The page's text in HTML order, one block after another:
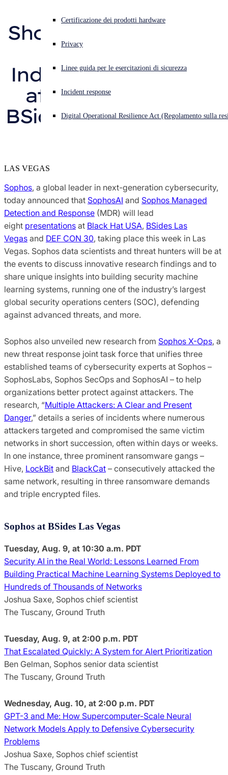
Cyberattacco in corso? Ottieni assistenza immediata
Accedi
Italiano Open language switcher
Certificazione dei prodotti hardware
Privacy
Linee guida per le esercitazioni di sicurezza
Incident response
Digital Operational Resilience Act (Regolamento sulla
Premi e recensioni
Addetti stampa
and Response
Showcase Innovative
Research and
Industry Leadership
at Black Hat USA,
BSides Las Vegas and
LAS VEGAS
Sophos, a global leader in next-generation cybersecurity,
today announced that SophosAI and Sophos Managed
Detection and Response (MDR) will lead
eight presentations at Black Hat USA, BSides Las
Vegas and DEF CON 30, taking place this week in Las
Vegas. Sophos data scientists and threat hunters will be at
the events to discuss innovative research findings and to
share unique insights into building security machine
learning systems, running one of the industry’s largest
global security operations centers (SOC), defending
against advanced threats, and more.
Sophos also unveiled new research from Sophos X-Ops, a
new threat response joint task force that unifies three
established teams of cybersecurity experts at Sophos –
SophosLabs, Sophos SecOps and SophosAI – to help
organizations better protect against attackers. The
research, “Multiple Attackers: A Clear and Present
Danger,” details a series of incidents where numerous
attackers targeted and compromised the same victim
networks in short succession, often within days or weeks.
In one instance, three prominent ransomware gangs –
Hive, LockBit and BlackCat – consecutively attacked the
same network, resulting in three ransomware demands
and triple encrypted files.
Sophos at BSides Las Vegas
Tuesday, Aug. 9, at 10:30 a.m. PDT
Security AI in the Real World: Lessons Learned From
Building Practical Machine Learning Systems Deployed to
Hundreds of Thousands of Networks
Joshua Saxe, Sophos chief scientist
The Tuscany, Ground Truth
Tuesday, Aug. 9, at 2:00 p.m. PDT
That Escalated Quickly: A System for Alert Prioritization
Ben Gelman, Sophos senior data scientist
The Tuscany, Ground Truth
Wednesday, Aug. 10, at 2:00 p.m. PDT
GPT-3 and Me: How Supercomputer-Scale Neural
Network Models Apply to Defensive Cybersecurity
Problems
Joshua Saxe, Sophos chief scientist
The Tuscany, Ground Truth